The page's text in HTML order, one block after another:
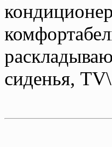
сиденья,